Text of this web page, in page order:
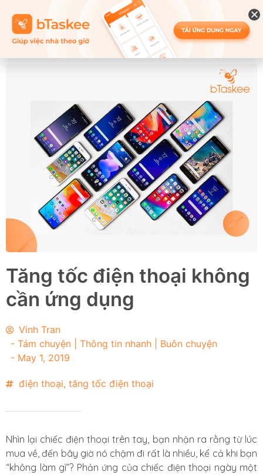
Tăng tốc điện thoại không
cần ứng dụng
Vinh Tran
- Tám chuyện | Thông tin nhanh | Buôn chuyện
- May 1, 2019
điện thoại, tăng tốc điện thoại
Nhìn lại chiếc điện thoại trên tay, bạn nhận ra rằng từ lúc
mua về, đến bây giờ nó chậm đi rất là nhiều, kể cả khi bạn
“không làm gì”? Phản ứng của chiếc điện thoại ngày một